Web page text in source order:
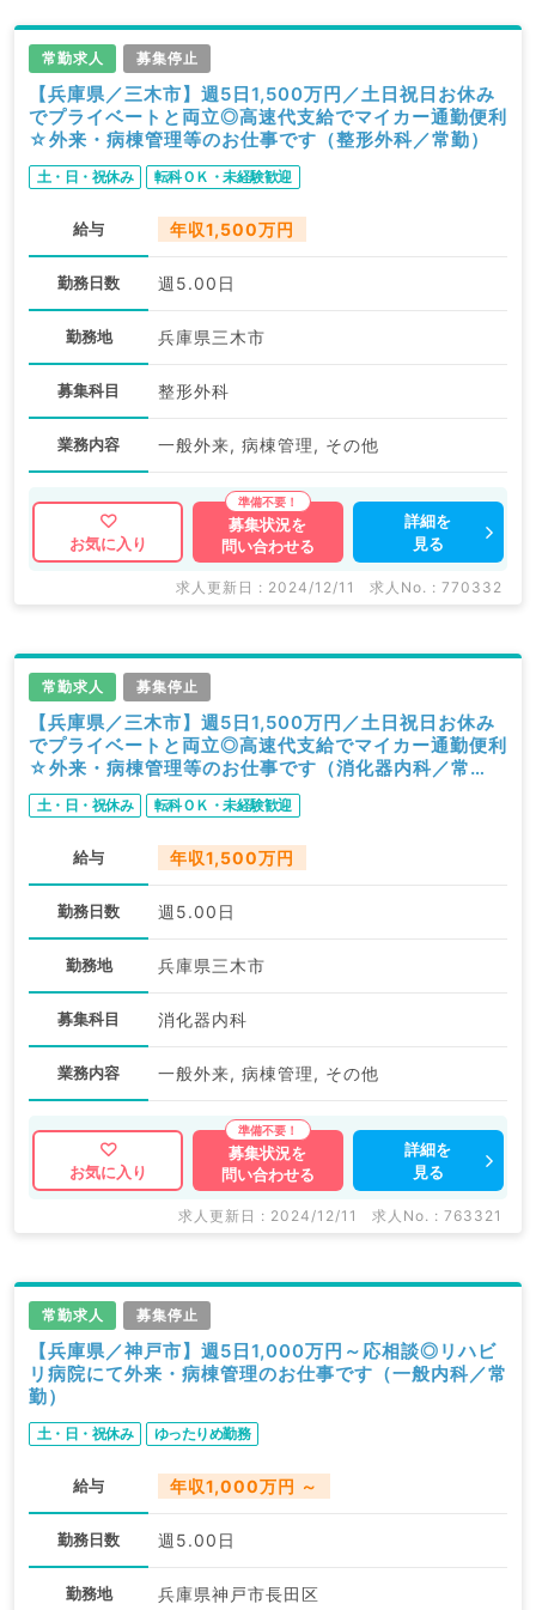
常勤求人 募集停止
【兵庫県／三木市】週5日1,500万円／土日祝日お休み
でプライベートと両立◎高速代支給でマイカー通勤便利
☆外来・病棟管理等のお仕事です（整形外科／常勤）
土・日・祝休み 転科ＯＫ・未経験歓迎
給与 年収1,500万円
勤務日数 週5.00日
勤務地 兵庫県三木市
募集科目 整形外科
業務内容 一般外来, 病棟管理, その他
お気に入り
募集状況を
問い合わせる
詳細を
見る
求人更新日 : 2024/12/11 求人No. : 770332
常勤求人 募集停止
【兵庫県／三木市】週5日1,500万円／土日祝日お休み
でプライベートと両立◎高速代支給でマイカー通勤便利
☆外来・病棟管理等のお仕事です（消化器内科／常
勤）
土・日・祝休み 転科ＯＫ・未経験歓迎
給与 年収1,500万円
勤務日数 週5.00日
勤務地 兵庫県三木市
募集科目 消化器内科
業務内容 一般外来, 病棟管理, その他
お気に入り
募集状況を
問い合わせる
詳細を
見る
求人更新日 : 2024/12/11 求人No. : 763321
常勤求人 募集停止
【兵庫県／神戸市】週5日1,000万円～応相談◎リハビ
リ病院にて外来・病棟管理のお仕事です（一般内科／常
勤）
土・日・祝休み ゆったりめ勤務
給与 年収1,000万円 ～
勤務日数 週5.00日
勤務地 兵庫県神戸市長田区